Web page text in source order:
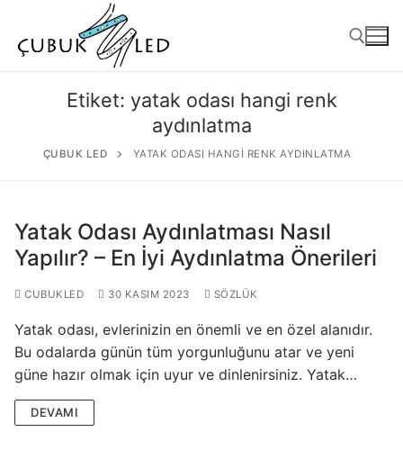
ANASAYFA
ÜRÜNLER
Kullanıma Hazır Ürünler
Etiket: yatak odası hangi renk
aydınlatma
ÇUBUK LED YATAK ODASI HANGI RENK AYDINLATMA
Yatak Odası Aydınlatması Nasıl
Yapılır? – En İyi Aydınlatma Önerileri
CUBUKLED 30 KASIM 2023 SÖZLÜK
Yatak odası, evlerinizin en önemli ve en özel alanıdır.
Bu odalarda günün tüm yorgunluğunu atar ve yeni
güne hazır olmak için uyur ve dinlenirsiniz. Yatak…
DEVAMI